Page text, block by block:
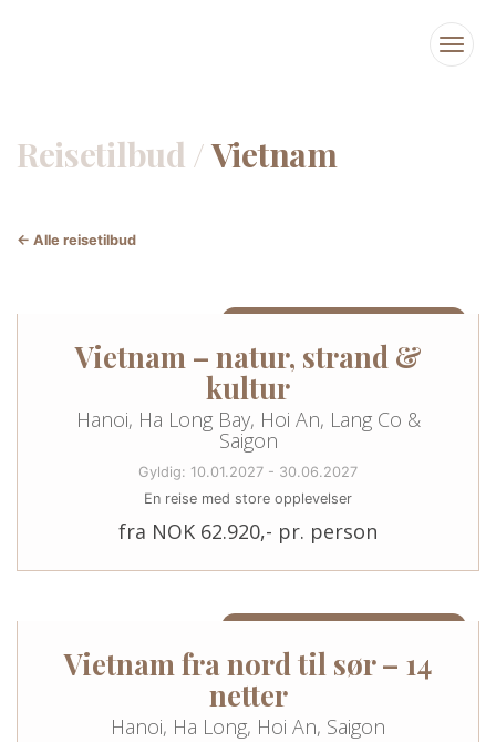
Reisetilbud /Vietnam
← Alle reisetilbud
Vietnam – natur, strand &
kultur
Hanoi, Ha Long Bay, Hoi An, Lang Co &
Saigon
Gyldig: 10.01.2027 - 30.06.2027
En reise med store opplevelser
fra NOK 62.920,- pr. person
Vietnam fra nord til sør – 14
netter
Hanoi, Ha Long, Hoi An, Saigon